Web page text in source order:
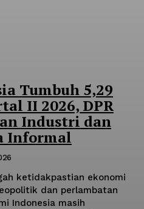
Tumbuh 5,29
II 2026, DPR
Industri dan
Informal
ketidakpastian ekonomi
dan perlambatan
Indonesia masih